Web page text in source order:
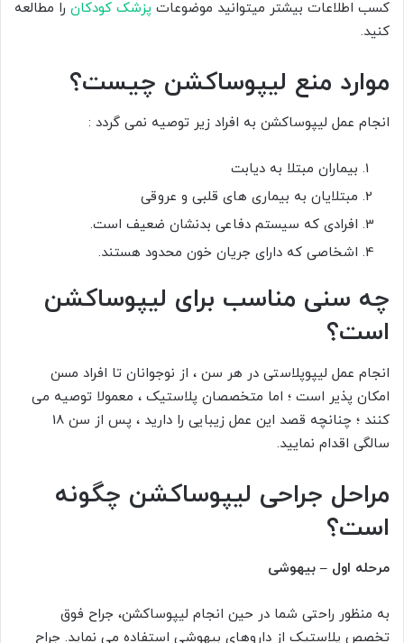
کسب اطلاعات بیشتر میتوانید موضوعات پزشک کودکان را مطالعه
کنید.
موارد منع لیپوساکشن چیست؟
انجام عمل ليپوساکشن به افراد زیر توصیه نمی گردد :
بیماران مبتلا به دیابت
مبتلایان به بیماری های قلبی و عروقی
افرادی که سیستم دفاعی بدنشان ضعیف است.
اشخاصی که دارای جریان خون محدود هستند.
چه سنی مناسب برای لیپوساکشن
است؟
انجام عمل لیپوپلاستی در هر سن ، از نوجوانان تا افراد مسن
امکان پذیر است ؛ اما متخصصان پلاستیک ، معمولا توصیه می
کنند ؛ چنانچه قصد این عمل زیبایی را دارید ، پس از سن 18
سالگی اقدام نمایید.
مراحل جراحی لیپوساکشن چگونه
است؟
مرحله اول – بیهوشی
به منظور راحتی شما در حین انجام لیپوساکشن، جراح فوق
تخصص پلاستیک از داروهای بیهوشی استفاده می نماید. جراح